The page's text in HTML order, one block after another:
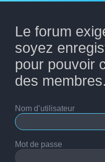
Le forum
soyez
pour pouvoir
des membres.
Nom d’utilisateur
Mot de passe